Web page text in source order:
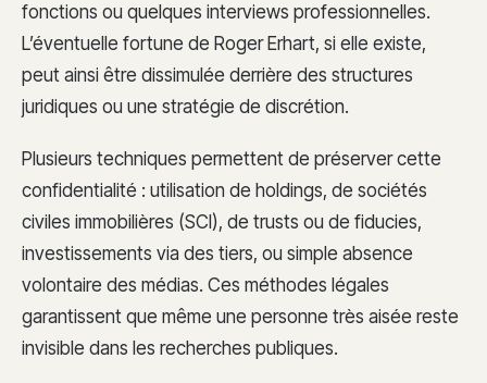
fonctions ou quelques interviews professionnelles.
L’éventuelle fortune de Roger Erhart, si elle existe,
peut ainsi être dissimulée derrière des structures
juridiques ou une stratégie de discrétion.
Plusieurs techniques permettent de préserver cette
confidentialité : utilisation de holdings, de sociétés
civiles immobilières (SCI), de trusts ou de fiducies,
investissements via des tiers, ou simple absence
volontaire des médias. Ces méthodes légales
garantissent que même une personne très aisée reste
invisible dans les recherches publiques.